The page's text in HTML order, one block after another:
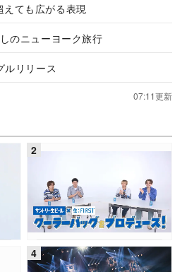
ても広がる表現
のニューヨーク旅行
ルリリース
07:11更新